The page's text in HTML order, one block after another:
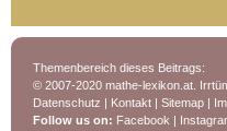
Themenbereich dieses Beitrags:
© 2007-2020 mathe-lexikon.at.
Datenschutz | Kontakt | Sitemap |
Follow us on: Facebook |